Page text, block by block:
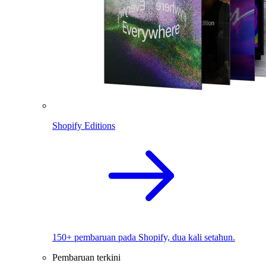
Shopify Editions
150+ pembaruan pada Shopify, dua kali setahun.
Pembaruan terkini